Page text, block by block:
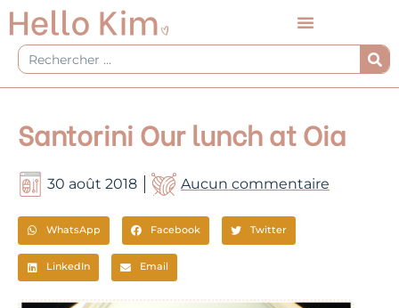
Aller
au
contenu
Rechercher
Santorini Our lunch at Oia
30 août 2018 Aucun commentaire
WhatsApp Facebook Twitter
LinkedIn Email